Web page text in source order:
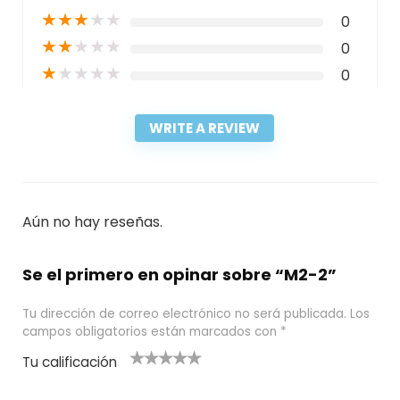
★★★★★ 0
★★★★★ 0
★★★★★ 0
WRITE A REVIEW
Aún no hay reseñas.
Se el primero en opinar sobre “M2-2”
Tu dirección de correo electrónico no será publicada. Los
campos obligatorios están marcados con *
Tu calificación